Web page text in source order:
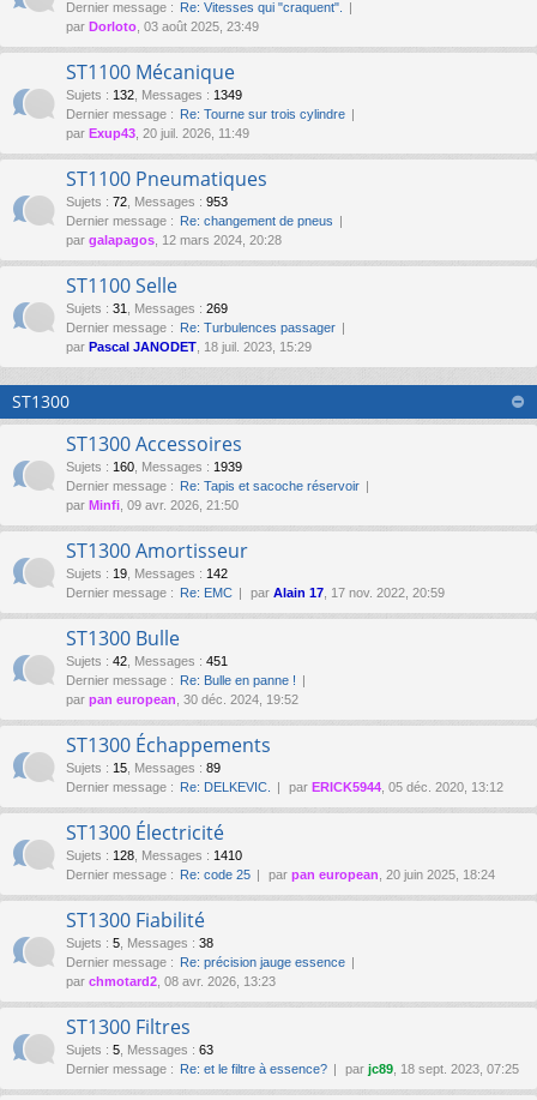
Dernier message : Re: Vitesses qui "craquent".
par Dorloto , 03 août 2025, 23:49
ST1100 Mécanique
Sujets : 132 Messages : 1349
Dernier message : Re: Tourne sur trois cylindre
par Exup43 , 20 juil. 2026, 11:49
ST1100 Pneumatiques
Sujets : 72 Messages : 953
Dernier message : Re: changement de pneus
par galapagos , 12 mars 2024, 20:28
ST1100 Selle
Sujets : 31 Messages : 269
Dernier message : Re: Turbulences passager
par Pascal JANODET , 18 juil. 2023, 15:29
ST1300
ST1300 Accessoires
Sujets : 160 Messages : 1939
Dernier message : Re: Tapis et sacoche réservoir
par Minfi , 09 avr. 2026, 21:50
ST1300 Amortisseur
Sujets : 19 Messages : 142
Dernier message : Re: EMC par Alain 17 , 17 nov. 2022, 20:59
ST1300 Bulle
Sujets : 42 Messages : 451
Dernier message : Re: Bulle en panne !
par pan european , 30 déc. 2024, 19:52
ST1300 Échappements
Sujets : 15 Messages : 89
Dernier message : Re: DELKEVIC. par ERICK5944 , 05 déc. 2020, 13:12
ST1300 Électricité
Sujets : 128 Messages : 1410
Dernier message : Re: code 25 par pan european , 20 juin 2025, 18:24
ST1300 Fiabilité
Sujets : 5 Messages : 38
Dernier message : Re: précision jauge essence
par chmotard2 , 08 avr. 2026, 13:23
ST1300 Filtres
Sujets : 5 Messages : 63
Dernier message : Re: et le filtre à essence? par jc89 , 18 sept. 2023, 07:25